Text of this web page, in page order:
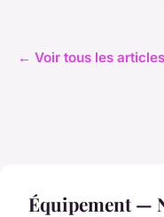
← Voir tous les
Équipement —